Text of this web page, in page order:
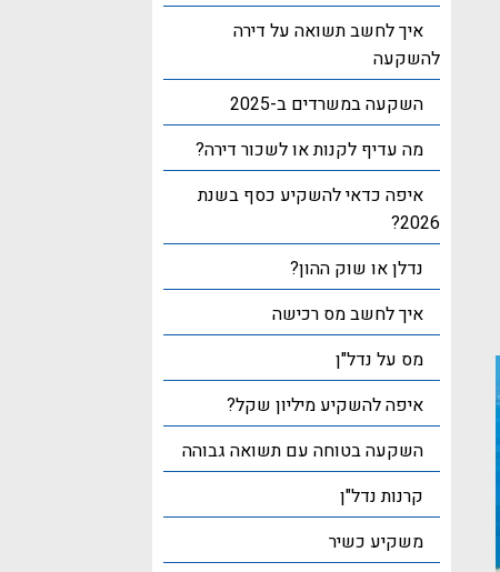
איך לחשב תשואה על דירה
להשקעה
השקעה במשרדים ב-2025
מה עדיף לקנות או לשכור דירה?
איפה כדאי להשקיע כסף בשנת
2026?
נדלן או שוק ההון?
איך לחשב מס רכישה
מס על נדל"ן
איפה להשקיע מיליון שקל?
השקעה בטוחה עם תשואה גבוהה
קרנות נדל"ן
משקיע כשיר